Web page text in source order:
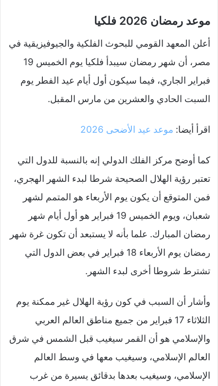
موعد رمضان 2026 فلكيا
أعلن المعهد القومي للبحوث الفلكية والجيوفيزيقية في
مصر، أن شهر رمضان سيبدأ فلكيا يوم الخميس 19
فبراير الجاري، فيما سيكون أول أيام عيد الفطر يوم
السبت الحادي والعشرين من مارس المقبل.
اقرأ أيضا: موعد عيد الأضحى 2026
كما أوضح مركز الفلك الدولي إنه بالنسبة للدول التي
تعتبر رؤية الهلال الصحيحة شرطا لبدء الشهر الهجري،
فمن المتوقع أن يكون يوم الأربعاء هو المتمم لشهر
شعبان، ويوم الخميس 19 فبراير هو أول أيام شهر
رمضان المبارك. علما بأنه لا يستبعد أن تكون غرة شهر
رمضان يوم الأربعاء 18 فبراير في بعض الدول التي
تشترط شروطا أخرى لبدء الشهر.
وأشار أن السبب في كون رؤية الهلال غير ممكنة يوم
الثلاثاء 17 فبراير من جميع مناطق العالم العربي
والإسلامي هو أن القمر سيغيب قبل الشمس في شرق
العالم الإسلامي، وسيغيب معها في وسط العالم
الإسلامي، وسيغيب بعدها بدقائق يسيرة من غرب